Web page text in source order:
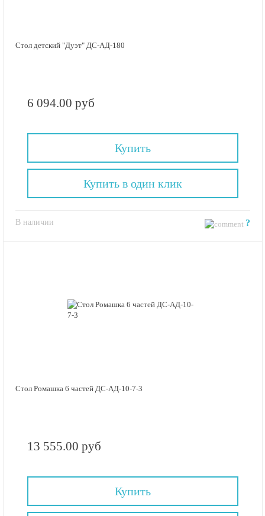
Стол детский "Дуэт" ДС-АД-180
6 094.00 руб
Купить
В наличии ?
Купить в один клик
Стол Ромашка 6 частей ДС-АД-10-7-3
13 555.00 руб
Купить